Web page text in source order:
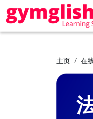
主页 在